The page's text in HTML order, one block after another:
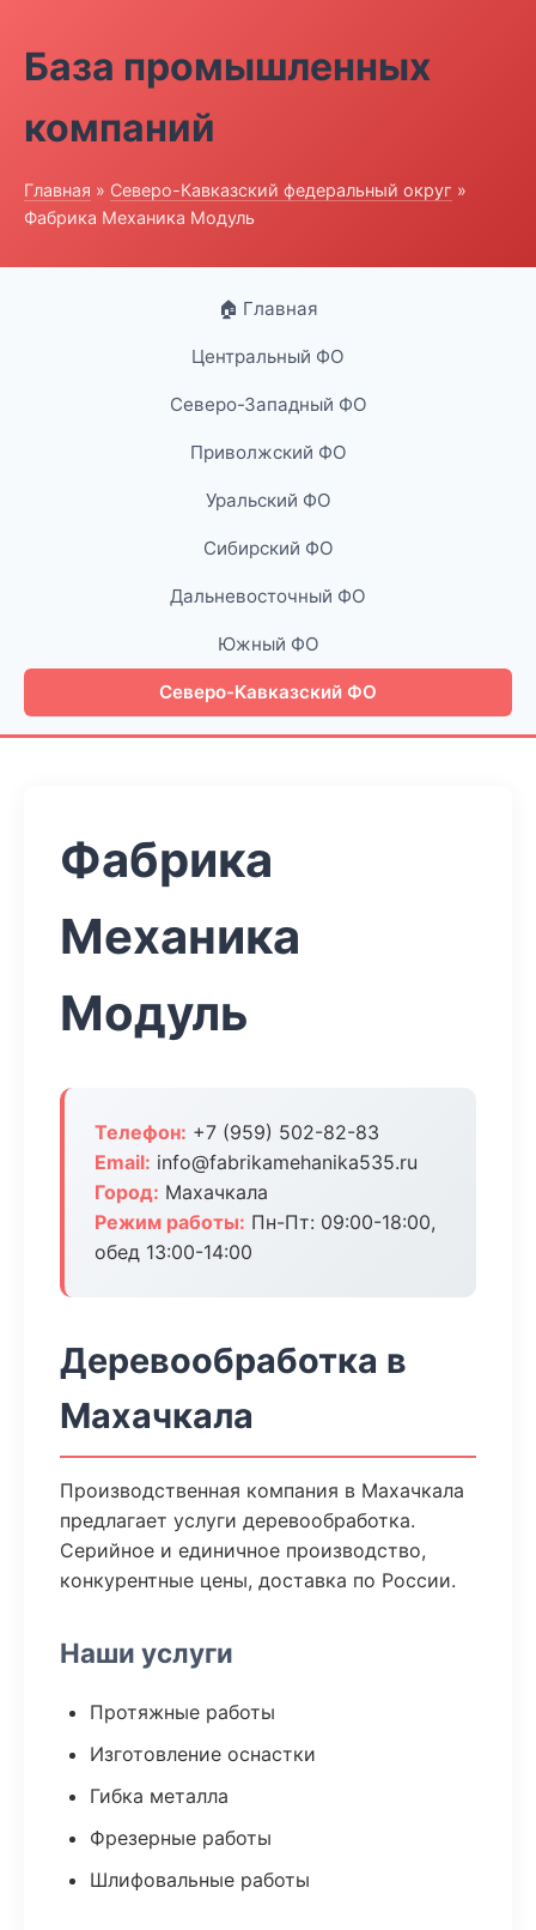
База промышленных
компаний
Главная » Северо-Кавказский федеральный округ »
Фабрика Механика Модуль
🏠 Главная
Центральный ФО
Северо-Западный ФО
Приволжский ФО
Уральский ФО
Сибирский ФО
Дальневосточный ФО
Южный ФО
Северо-Кавказский ФО
Фабрика
Механика
Модуль
Телефон: +7 (959) 502-82-83
Email: info@fabrikamehanika535.ru
Город: Махачкала
Режим работы: Пн-Пт: 09:00-18:00,
обед 13:00-14:00
Деревообработка в
Махачкала
Производственная компания в Махачкала
предлагает услуги деревообработка.
Серийное и единичное производство,
конкурентные цены, доставка по России.
Наши услуги
Протяжные работы
Изготовление оснастки
Гибка металла
Фрезерные работы
Шлифовальные работы